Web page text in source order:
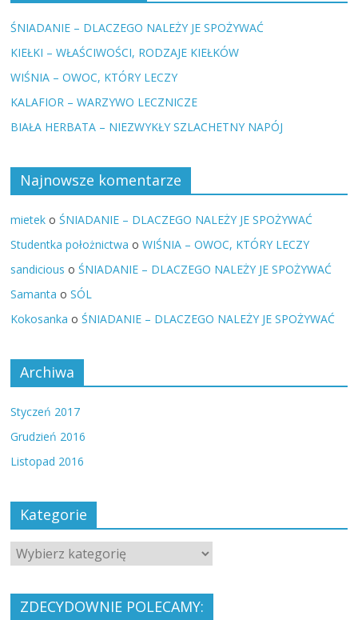
ŚNIADANIE – DLACZEGO NALEŻY JE SPOŻYWAĆ
KIEŁKI – WŁAŚCIWOŚCI, RODZAJE KIEŁKÓW
WIŚNIA – OWOC, KTÓRY LECZY
KALAFIOR – WARZYWO LECZNICZE
BIAŁA HERBATA – NIEZWYKŁY SZLACHETNY NAPÓJ
Najnowsze komentarze
mietek oŚNIADANIE – DLACZEGO NALEŻY JE SPOŻYWAĆ
Studentka położnictwa oWIŚNIA – OWOC, KTÓRY LECZY
sandicious oŚNIADANIE – DLACZEGO NALEŻY JE SPOŻYWAĆ
Samanta oSÓL
Kokosanka oŚNIADANIE – DLACZEGO NALEŻY JE SPOŻYWAĆ
Archiwa
Styczeń 2017
Grudzień 2016
Listopad 2016
Kategorie
ZDECYDOWNIE POLECAMY: